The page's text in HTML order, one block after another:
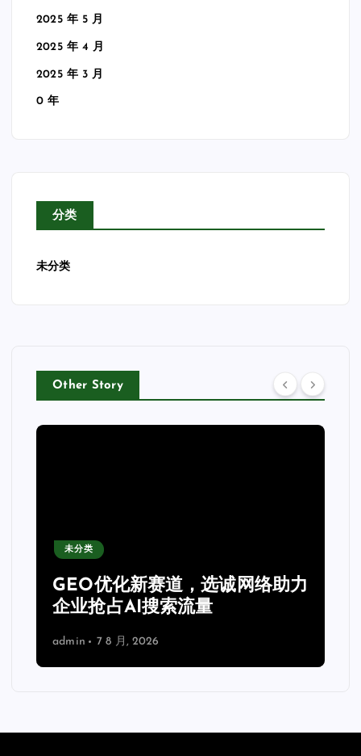
2025 年 5 月
2025 年 4 月
2025 年 3 月
0 年
分类
未分类
Other Story
未分类
GEO优化新赛道，选诚网络助力
企业抢占AI搜索流量
admin 7 8 月, 2026